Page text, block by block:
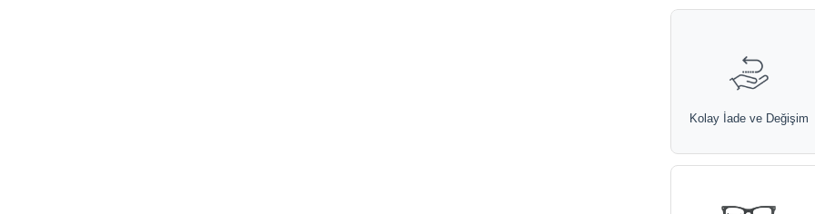
Kolay İade ve Değişim